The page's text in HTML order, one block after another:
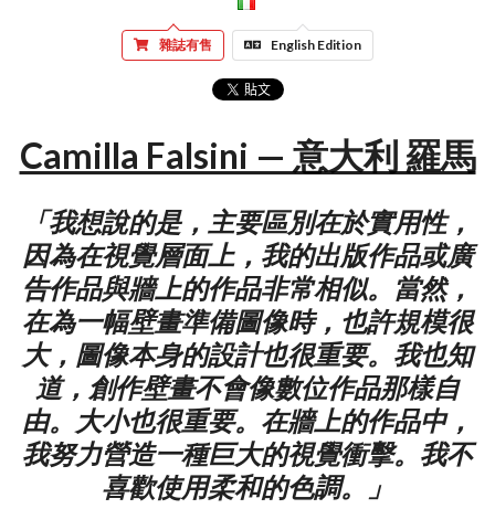
雜誌有售 English Edition
Camilla Falsini — 意大利 羅馬
「我想說的是，主要區別在於實用性，
因為在視覺層面上，我的出版作品或廣
告作品與牆上的作品非常相似。當然，
在為一幅壁畫準備圖像時，也許規模很
大，圖像本身的設計也很重要。我也知
道，創作壁畫不會像數位作品那樣自
由。大小也很重要。在牆上的作品中，
我努力營造一種巨大的視覺衝擊。我不
喜歡使用柔和的色調。」